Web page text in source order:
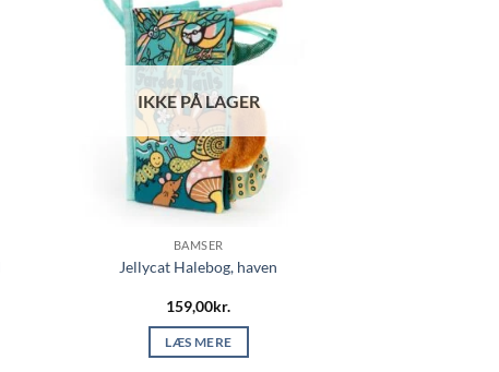
IKKE PÅ LAGER
BAMSER
Jellycat Halebog, haven
159,00kr.
LÆS MERE